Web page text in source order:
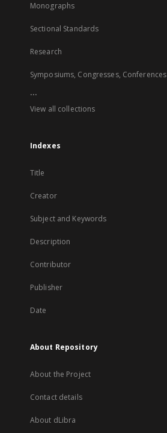
Monographs
Sectional Standards
Research
Symposiums, Congresses, Conferences
...
View all collections
Indexes
Title
Creator
Subject and Keywords
Description
Contributor
Publisher
Date
About Repository
About the Project
Contact details
About dLibra